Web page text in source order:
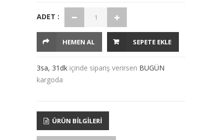
ADET :
HEMEN AL SEPETE EKLE
3sa, 31dk içinde sipariş verirsen BUGÜN
kargoda
ÜRÜN BILGILERI